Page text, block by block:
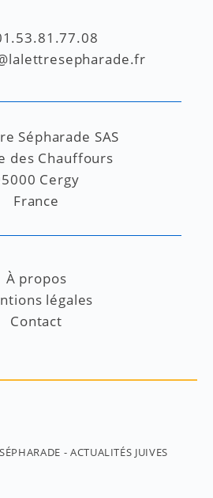
Sépharade SAS
des Chauffours
Cergy
France
À propos
légales
Contact
- ACTUALITÉS JUIVES